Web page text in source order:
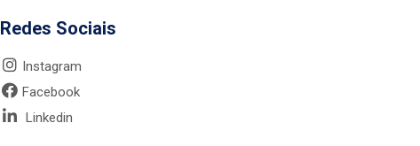
Redes Sociais
Instagram
Facebook
Linkedin